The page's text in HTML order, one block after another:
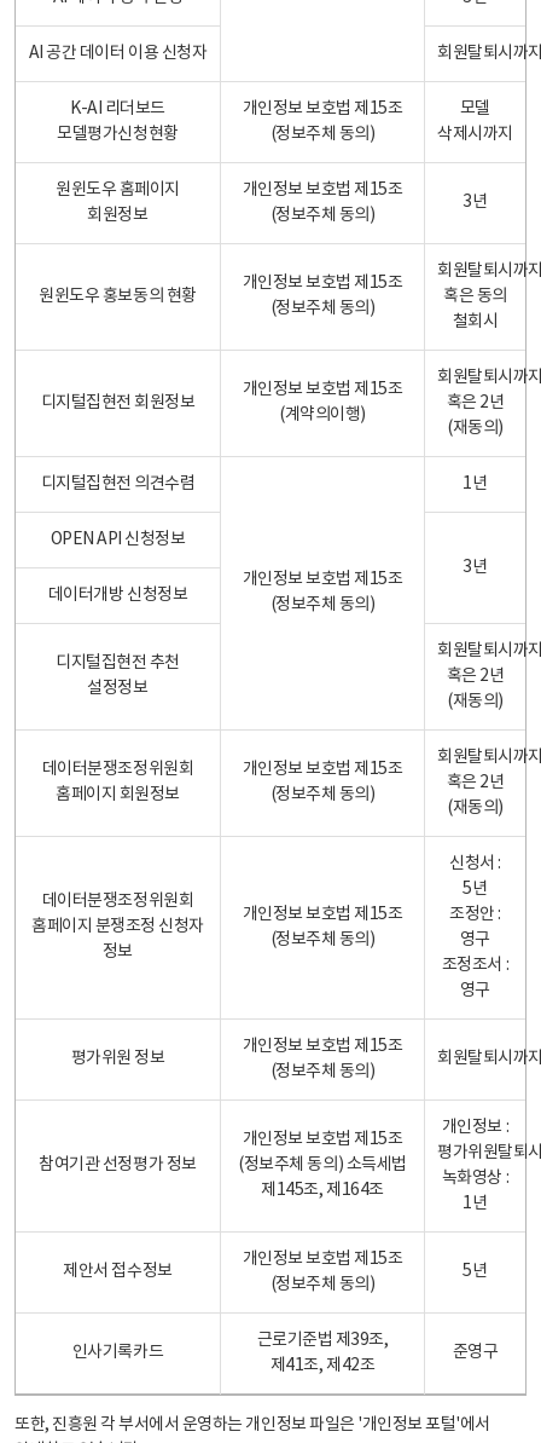
AI 공간 데이터 이용 신청자 회원탈퇴시까
K-AI 리더보드
모델평가신청현황
개인정보 보호법 제15조
(정보주체 동의)
모델
삭제시까지
원윈도우 홈페이지
회원정보
개인정보 보호법 제15조
(정보주체 동의)
3년
원윈도우 홍보동의 현황
개인정보 보호법 제15조
(정보주체 동의)
회원탈퇴시까
혹은 동의
철회시
디지털집현전 회원정보
개인정보 보호법 제15조
(계약의이행)
회원탈퇴시까
혹은 2년
(재동의)
디지털집현전 의견수렴
개인정보 보호법 제15조
(정보주체 동의)
1년
OPEN API 신청정보
3년
데이터개방 신청정보
디지털집현전 추천
설정정보
회원탈퇴시까
혹은 2년
(재동의)
데이터분쟁조정위원회
홈페이지 회원정보
개인정보 보호법 제15조
(정보주체 동의)
회원탈퇴시까
혹은 2년
(재동의)
데이터분쟁조정위원회
홈페이지 분쟁조정 신청자
정보
개인정보 보호법 제15조
(정보주체 동의)
신청서 :
5년
조정안 :
영구
조정조서 :
영구
평가위원 정보
개인정보 보호법 제15조
(정보주체 동의)
회원탈퇴시까
참여기관 선정평가 정보
개인정보 보호법 제15조
(정보주체 동의) 소득세법
제145조, 제164조
개인정보 :
평가위원탈퇴
녹화영상 :
1년
제안서 접수정보
개인정보 보호법 제15조
(정보주체 동의)
5년
인사기록카드
근로기준법 제39조,
제41조, 제42조
준영구
또한, 진흥원 각 부서에서 운영하는 개인정보 파일은 '개인정보 포털'에서